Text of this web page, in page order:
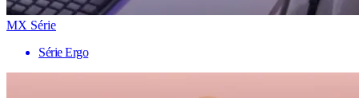
MX Série
Série Ergo